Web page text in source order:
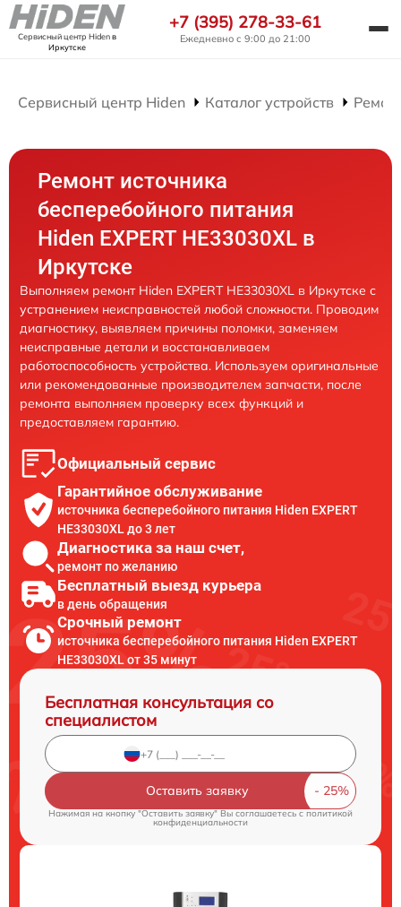
Сервисный центр Hidenв
Иркутске
+7 (395) 278-33-61
Ежедневно с 9:00 до 21:00
Сервисный центр Hiden Каталог устройств
Ремонт источника
бесперебойного питания
Hiden EXPERT HE33030XL в
Иркутске
Выполняем ремонт Hiden EXPERT HE33030XL в Иркутске с
устранением неисправностей любой сложности. Проводим
диагностику, выявляем причины поломки, заменяем
неисправные детали и восстанавливаем
работоспособность устройства. Используем оригинальные
или рекомендованные производителем запчасти, после
ремонта выполняем проверку всех функций и
предоставляем гарантию.
Официальный сервис
Гарантийное обслуживание
источника бесперебойного питания Hiden EXPERT
HE33030XL до 3 лет
Диагностика за наш счет,
ремонт по желанию
Бесплатный выезд курьера
в день обращения
Срочный ремонт
источника бесперебойного питания Hiden EXPERT
HE33030XL от 35 минут
Бесплатная консультация со
специалистом
Оставить заявку
Нажимая на кнопку "Оставить заявку" Вы соглашаетесь c политикой
конфиденциальности